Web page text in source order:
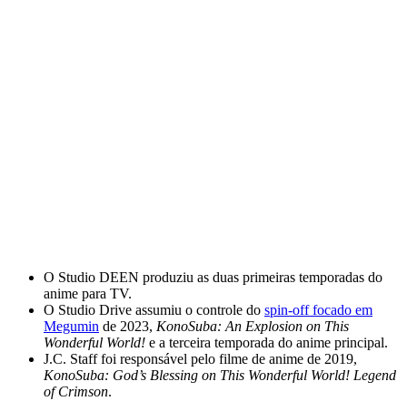
O Studio DEEN produziu as duas primeiras temporadas do
anime para TV.
O Studio Drive assumiu o controle do spin-off focado em
Megumin de 2023, KonoSuba: An Explosion on This
Wonderful World! e a terceira temporada do anime principal.
J.C. Staff foi responsável pelo filme de anime de 2019,
KonoSuba: God’s Blessing on This Wonderful World! Legend
of Crimson.